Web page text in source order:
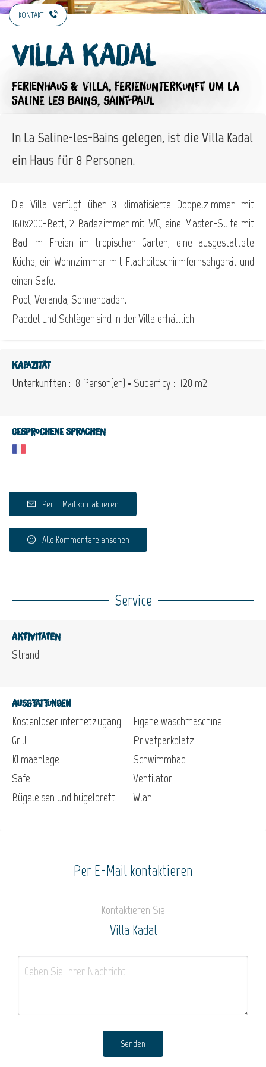
KONTAKT
Villa Kadal
FERIENHAUS & VILLA, FERIENUNTERKUNFT UM LA
SALINE LES BAINS, SAINT-PAUL
In La Saline-les-Bains gelegen, ist die Villa Kadal
ein Haus für 8 Personen.
Die Villa verfügt über 3 klimatisierte Doppelzimmer mit
160x200-Bett, 2 Badezimmer mit WC, eine Master-Suite mit
Bad im Freien im tropischen Garten, eine ausgestattete
Küche, ein Wohnzimmer mit Flachbildschirmfernsehgerät und
einen Safe.
Pool, Veranda, Sonnenbaden.
Paddel und Schläger sind in der Villa erhältlich.
Kapazität
Unterkunften : 8 Person(en) • Superficy : 120 m2
Gesprochene Sprachen
Per E-Mail kontaktieren
Alle Kommentare ansehen
Service
Aktivitäten
Strand
Ausstattungen
Kostenloser internetzugang
Grill
Klimaanlage
Safe
Bügeleisen und bügelbrett
Eigene waschmaschine
Privatparkplatz
Schwimmbad
Ventilator
Wlan
Per E-Mail kontaktieren
Kontaktieren Sie
Villa Kadal
Senden